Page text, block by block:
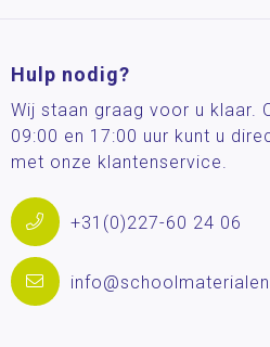
Hulp nodig?
Wij staan graag voor u klaar.
09:00 en 17:00 uur kunt u
met onze klantenservice.
+31(0)227-60 24 06